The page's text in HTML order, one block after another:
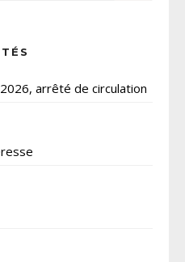
arrêté de circulation